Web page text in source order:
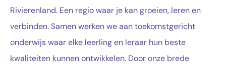
Rivierenland. Een regio waar je kan groeien, leren en
verbinden. Samen werken we aan toekomstgericht
onderwijs waar elke leerling en leraar hun beste
kwaliteiten kunnen ontwikkelen. Door onze brede